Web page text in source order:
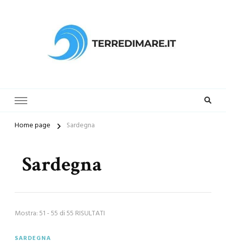
Home page Sardegna
Sardegna
Mostra: 51 - 55 di 55 RISULTATI
SARDEGNA